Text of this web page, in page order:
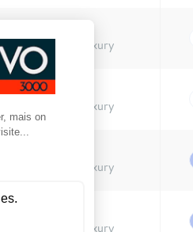
197 ch Luxury
197 ch Luxury
197 ch Luxury
197 ch Luxury